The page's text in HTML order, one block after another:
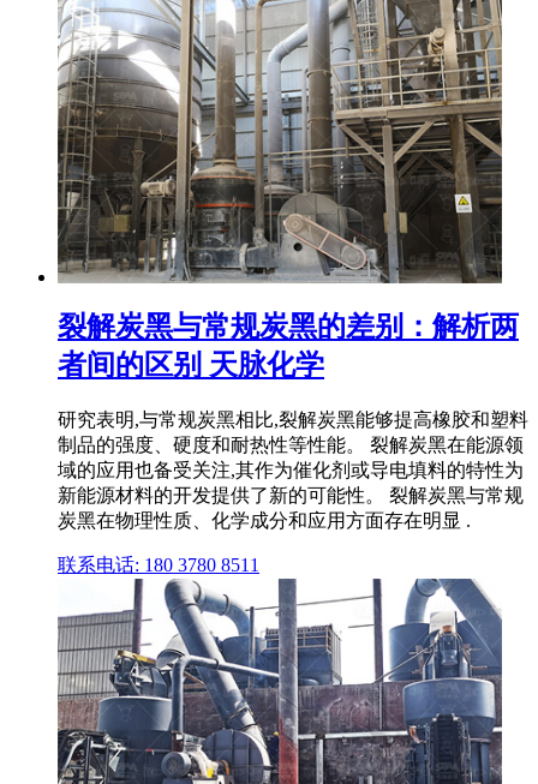
裂解炭黑与常规炭黑的差别：解析两
者间的区别 天脉化学
研究表明,与常规炭黑相比,裂解炭黑能够提高橡胶和塑料
制品的强度、硬度和耐热性等性能。 裂解炭黑在能源领
域的应用也备受关注,其作为催化剂或导电填料的特性为
新能源材料的开发提供了新的可能性。 裂解炭黑与常规
炭黑在物理性质、化学成分和应用方面存在明显 .
联系电话: 180 3780 8511